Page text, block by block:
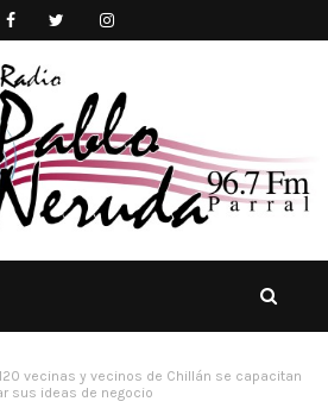
120 vecinas y vecinos de Chillán se capacitan
sus ideas de negocio